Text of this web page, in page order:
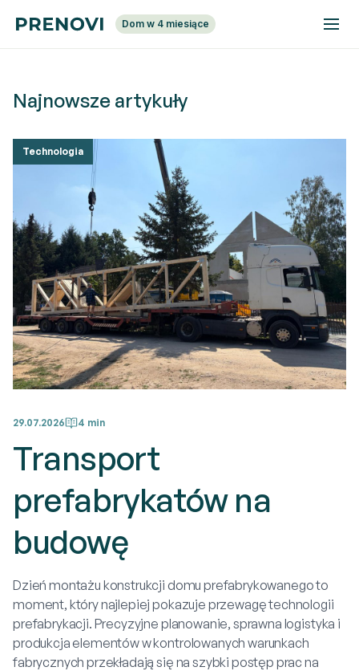
Dom w 4 miesiące
Najnowsze artykuły
Technologia
29.07.2026 4 min
Transport
prefabrykatów na
budowę
Dzień montażu konstrukcji domu prefabrykowanego to
moment, który najlepiej pokazuje przewagę technologii
prefabrykacji. Precyzyjne planowanie, sprawna logistyka i
produkcja elementów w kontrolowanych warunkach
fabrycznych przekładają się na szybki postęp prac na